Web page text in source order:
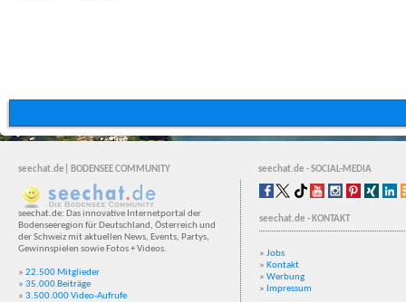
seechat.de| BODENSEE COMMUNITY seechat.de - SOCIAL-MEDIA
seechat.de: Das innovative Internetportal der
Bodenseeregion für Deutschland, Österreich und
der Schweiz mit aktuellen News, Events, Partys,
Gewinnspielen sowie Fotos + Videos.
» 22.500 Mitglieder
» 35.000 Beiträge
» 3.500.000 Video-Aufrufe
seechat.de - KONTAKT
» Jobs
» Kontakt
» Werbung
» Impressum